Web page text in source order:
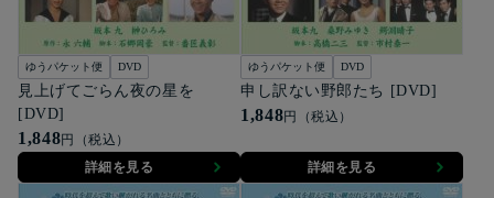
ゆうパケット便 DVD
見上げてごらん夜の星を
[DVD]
1,848円（税込）
詳細を見る
ゆうパケット便 DVD
申し訳ない野郎たち [DVD]
1,848円（税込）
詳細を見る